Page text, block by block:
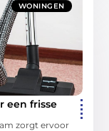
WONINGEN
een frisse
zorgt ervoor